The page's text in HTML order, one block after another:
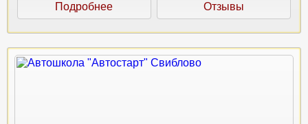
Подробнее Отзывы